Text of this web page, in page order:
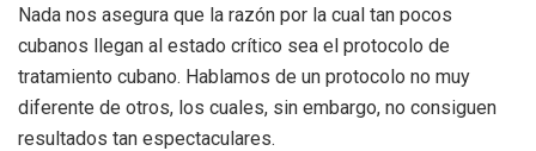
Nada nos asegura que la razón por la cual tan pocos
cubanos llegan al estado crítico sea el protocolo de
tratamiento cubano. Hablamos de un protocolo no muy
diferente de otros, los cuales, sin embargo, no consiguen
resultados tan espectaculares.